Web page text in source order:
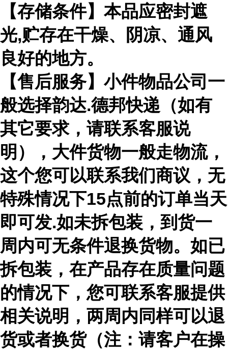
【存储条件】本品应密封遮
光,贮存在干燥、阴凉、通风
良好的地方。
【售后服务】小件物品公司一
般选择韵达.德邦快递（如有
其它要求，请联系客服说
明），大件货物一般走物流，
这个您可以联系我们商议，无
特殊情况下15点前的订单当天
即可发.如未拆包装，到货一
周内可无条件退换货物。如已
拆包装，在产品存在质量问题
的情况下，您可联系客服提供
相关说明，两周内同样可以退
货或者换货（注：请客户在操